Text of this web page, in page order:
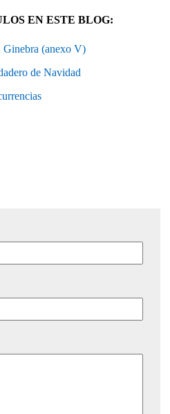
EN ESTE BLOG:
Ginebra (anexo V)
de Navidad